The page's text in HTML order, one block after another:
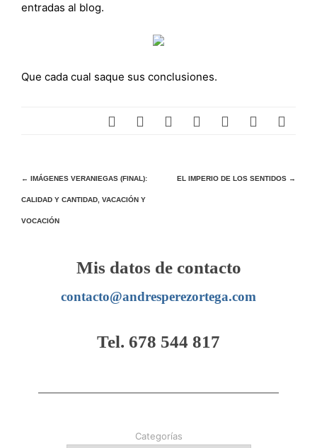
entradas al blog.
Que cada cual saque sus conclusiones.
Navegación
de
← IMÁGENES VERANIEGAS (FINAL):
CALIDAD Y CANTIDAD, VACACIÓN Y
VOCACIÓN
EL IMPERIO DE LOS SENTIDOS →
Mis datos de contacto
contacto@andresperezortega.com
Tel. 678 544 817
Categorías